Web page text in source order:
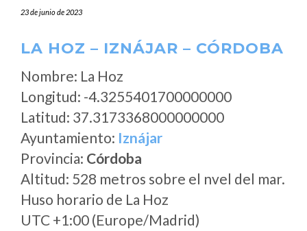
23 de junio de 2023
LA HOZ – IZNÁJAR – CÓRDOBA
Nombre: La Hoz
Longitud: -4.3255401700000000
Latitud: 37.3173368000000000
Ayuntamiento: Iznájar
Provincia: Córdoba
Altitud: 528 metros sobre el nvel del mar.
Huso horario de La Hoz
UTC +1:00 (Europe/Madrid)